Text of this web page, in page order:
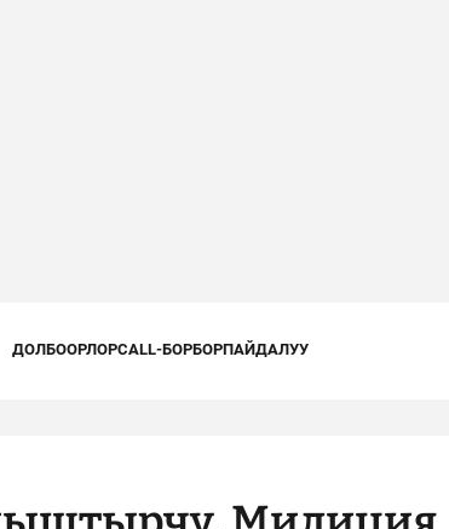
ДОЛБООРЛОРCALL-БОРБОРПАЙДАЛУУ